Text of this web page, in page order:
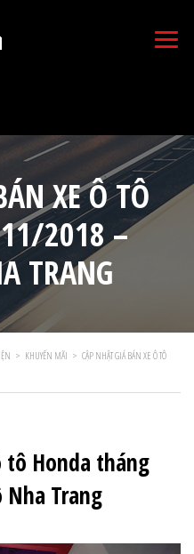
XE Ô TÔ
11/2018 –
TRANG
> KHUYẾN MÃI > CẬP NHẬT GIÁ BÁN XE Ô TÔ
tô Honda tháng
Trang